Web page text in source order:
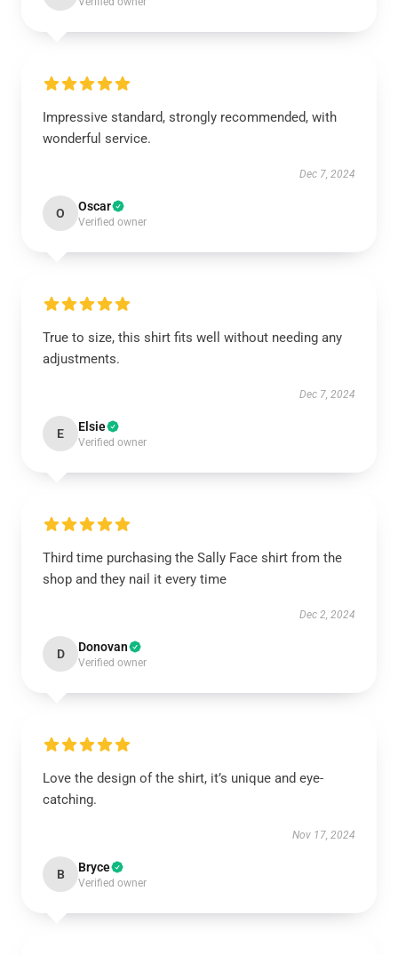
Impressive standard, strongly recommended, with
wonderful service.
Dec 7, 2024
O Oscar
Verified owner
True to size, this shirt fits well without needing any
adjustments.
Dec 7, 2024
E Elsie
Verified owner
Third time purchasing the Sally Face shirt from the
shop and they nail it every time
Dec 2, 2024
D Donovan
Verified owner
Love the design of the shirt, it’s unique and eye-
catching.
Nov 17, 2024
B Bryce
Verified owner